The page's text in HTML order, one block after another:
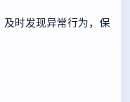
及时发现异常行为，保